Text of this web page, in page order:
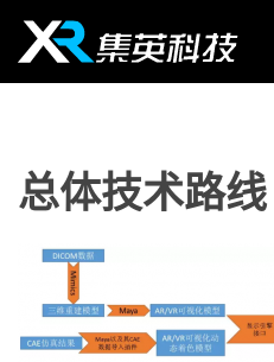
content
总体技术路线